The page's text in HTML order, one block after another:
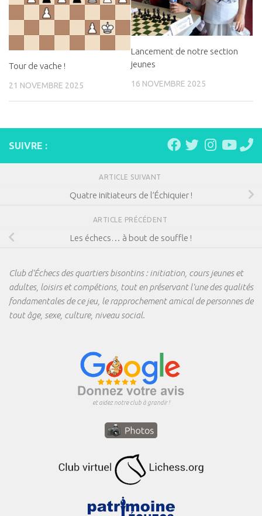
Tour de vache !
21 NOVEMBRE 2025
Lancement de notre section
jeunes
16 NOVEMBRE 2025
SUIVRE :
ARTICLE SUIVANT
Quatre initiateurs de l’Échiquier !
ARTICLE PRÉCÉDENT
Les échecs… à bout de souffle !
Club d'Échecs des quartiers bisontins : initiation, cours jeunes et
adultes, loisirs et compétions, tout en préservant l'une des qualités
fondamentales de ce jeu, le rapprochement amical de personnes de
tout âge, sexe, culture, niveau social.
et aidez notre club à grandir !